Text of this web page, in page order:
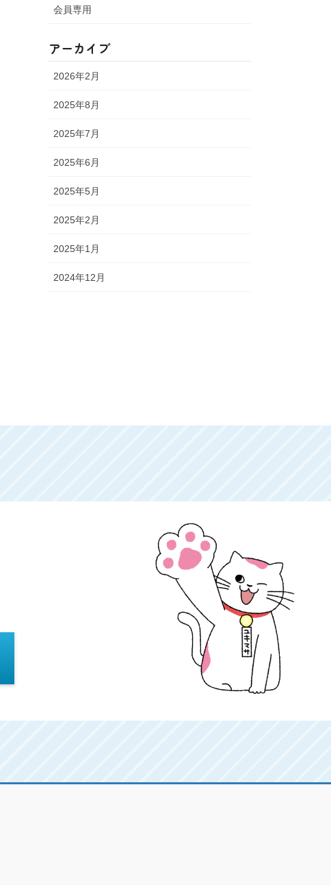
会員専用
アーカイブ
2026年2月
2025年8月
2025年7月
2025年6月
2025年5月
2025年2月
2025年1月
2024年12月